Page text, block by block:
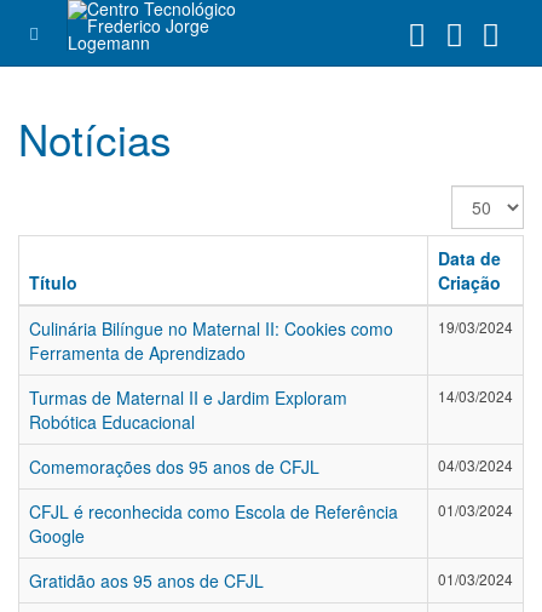
Notícias
Exibir
#
Título
Data de
Criação
Culinária Bilíngue no Maternal II: Cookies como
Ferramenta de Aprendizado
19/03/2024
Turmas de Maternal II e Jardim Exploram
Robótica Educacional
14/03/2024
Comemorações dos 95 anos de CFJL 04/03/2024
CFJL é reconhecida como Escola de Referência
Google
01/03/2024
Gratidão aos 95 anos de CFJL 01/03/2024